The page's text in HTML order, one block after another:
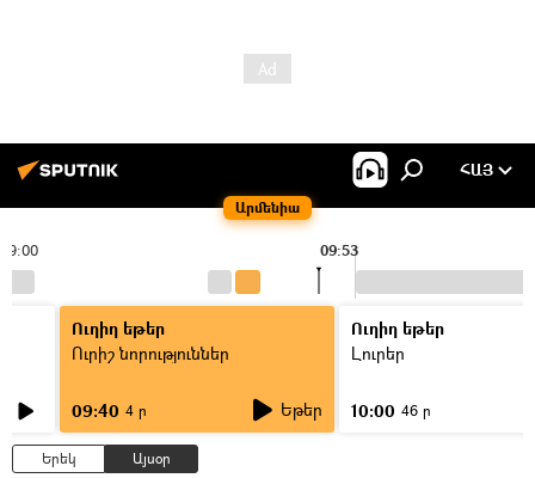
Արմենիա
ՀԱՅ
09:00 09:53
Ուղիղ եթեր
Ուրիշ նորություններ
09:40 4 ր Եթեր
Ուղիղ եթեր
Լուրեր
10:00 46 ր
Երեկ Այսօր